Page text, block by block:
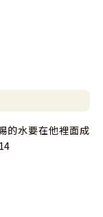
的水要在他裡面成